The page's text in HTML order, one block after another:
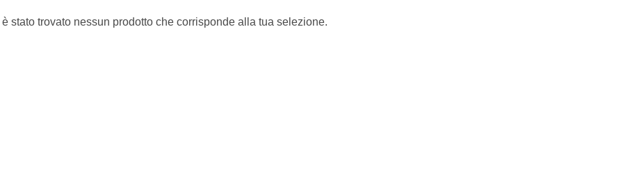
è stato trovato nessun prodotto che corrisponde alla tua selezione.